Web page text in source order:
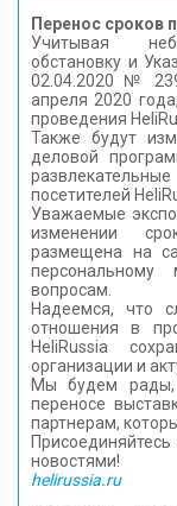
ПРЕССА
МЕДИА
КОНТАКТЫ
Перенос сроков
Учитывая
обстановку и
02.04.2020 №
апреля 2020
проведения
Также будут
деловой
посетителей
Уважаемые
изменении
размещена на
вопросам.
Надеемся, что
отношения в
HeliRussia
организации и
Мы будем рады,
переносе
партнерам,
новостями!
helirussia.ru